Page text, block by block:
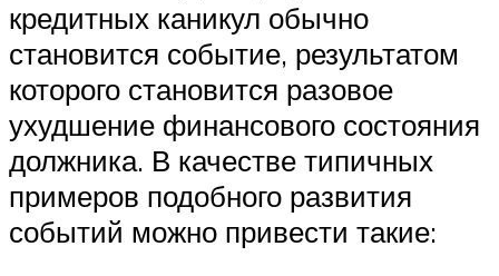
кредитных каникул обычно
становится событие, результатом
которого становится разовое
ухудшение финансового состояния
должника. В качестве типичных
примеров подобного развития
событий можно привести такие: